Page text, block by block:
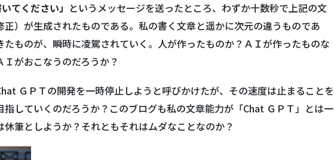
てください」 というメッセージを送ったところ、わずか十数秒で上記の文
正）が生成されたものである。私の書く文章と遥かに次元の違うものであ
たものが、瞬時に凌駕されていく。人が作ったものか？ＡＩが作ったものな
がおこなうのだろうか？
ＧＰＴの開発を一時停止しようと呼びかけたが、その速度は止まることを
していくのだろうか？このブログも私の文章能力が「Chat ＧＰＴ」とは一
筆としようか？それともそれはムダなことなのか？